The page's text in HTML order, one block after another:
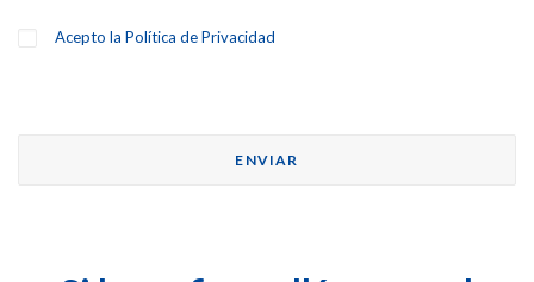
Acepto laPolítica de Privacidad